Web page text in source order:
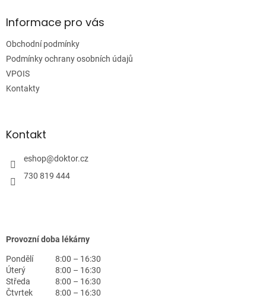
aInformace pro vás
Obchodní podmínky
Podmínky ochrany osobních údajů
VPOIS
Kontakty
Kontakt
eshop@doktor.cz
730 819 444
Provozní doba lékárny
Pondělí
8:00 – 16:30
Úterý
8:00 – 16:30
Středa
8:00 – 16:30
Čtvrtek
8:00 – 16:30